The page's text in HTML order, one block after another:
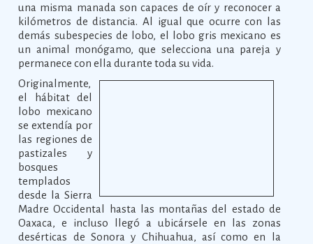
una misma manada son capaces de oír y reconocer a
kilómetros de distancia. Al igual que ocurre con las
demás subespecies de lobo, el lobo gris mexicano es
un animal monógamo, que selecciona una pareja y
permanece con ella durante toda su vida.
Originalmente,
el hábitat del
lobo mexicano
se extendía por
las regiones de
pastizales y
bosques
templados
desde la Sierra
Madre Occidental hasta las montañas del estado de
Oaxaca, e incluso llegó a ubicársele en las zonas
desérticas de Sonora y Chihuahua, así como en la